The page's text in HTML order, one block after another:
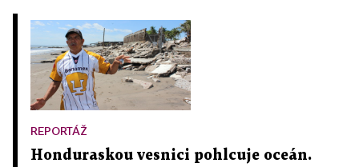
REPORTÁŽ
Honduraskou vesnici pohlcuje oceán.